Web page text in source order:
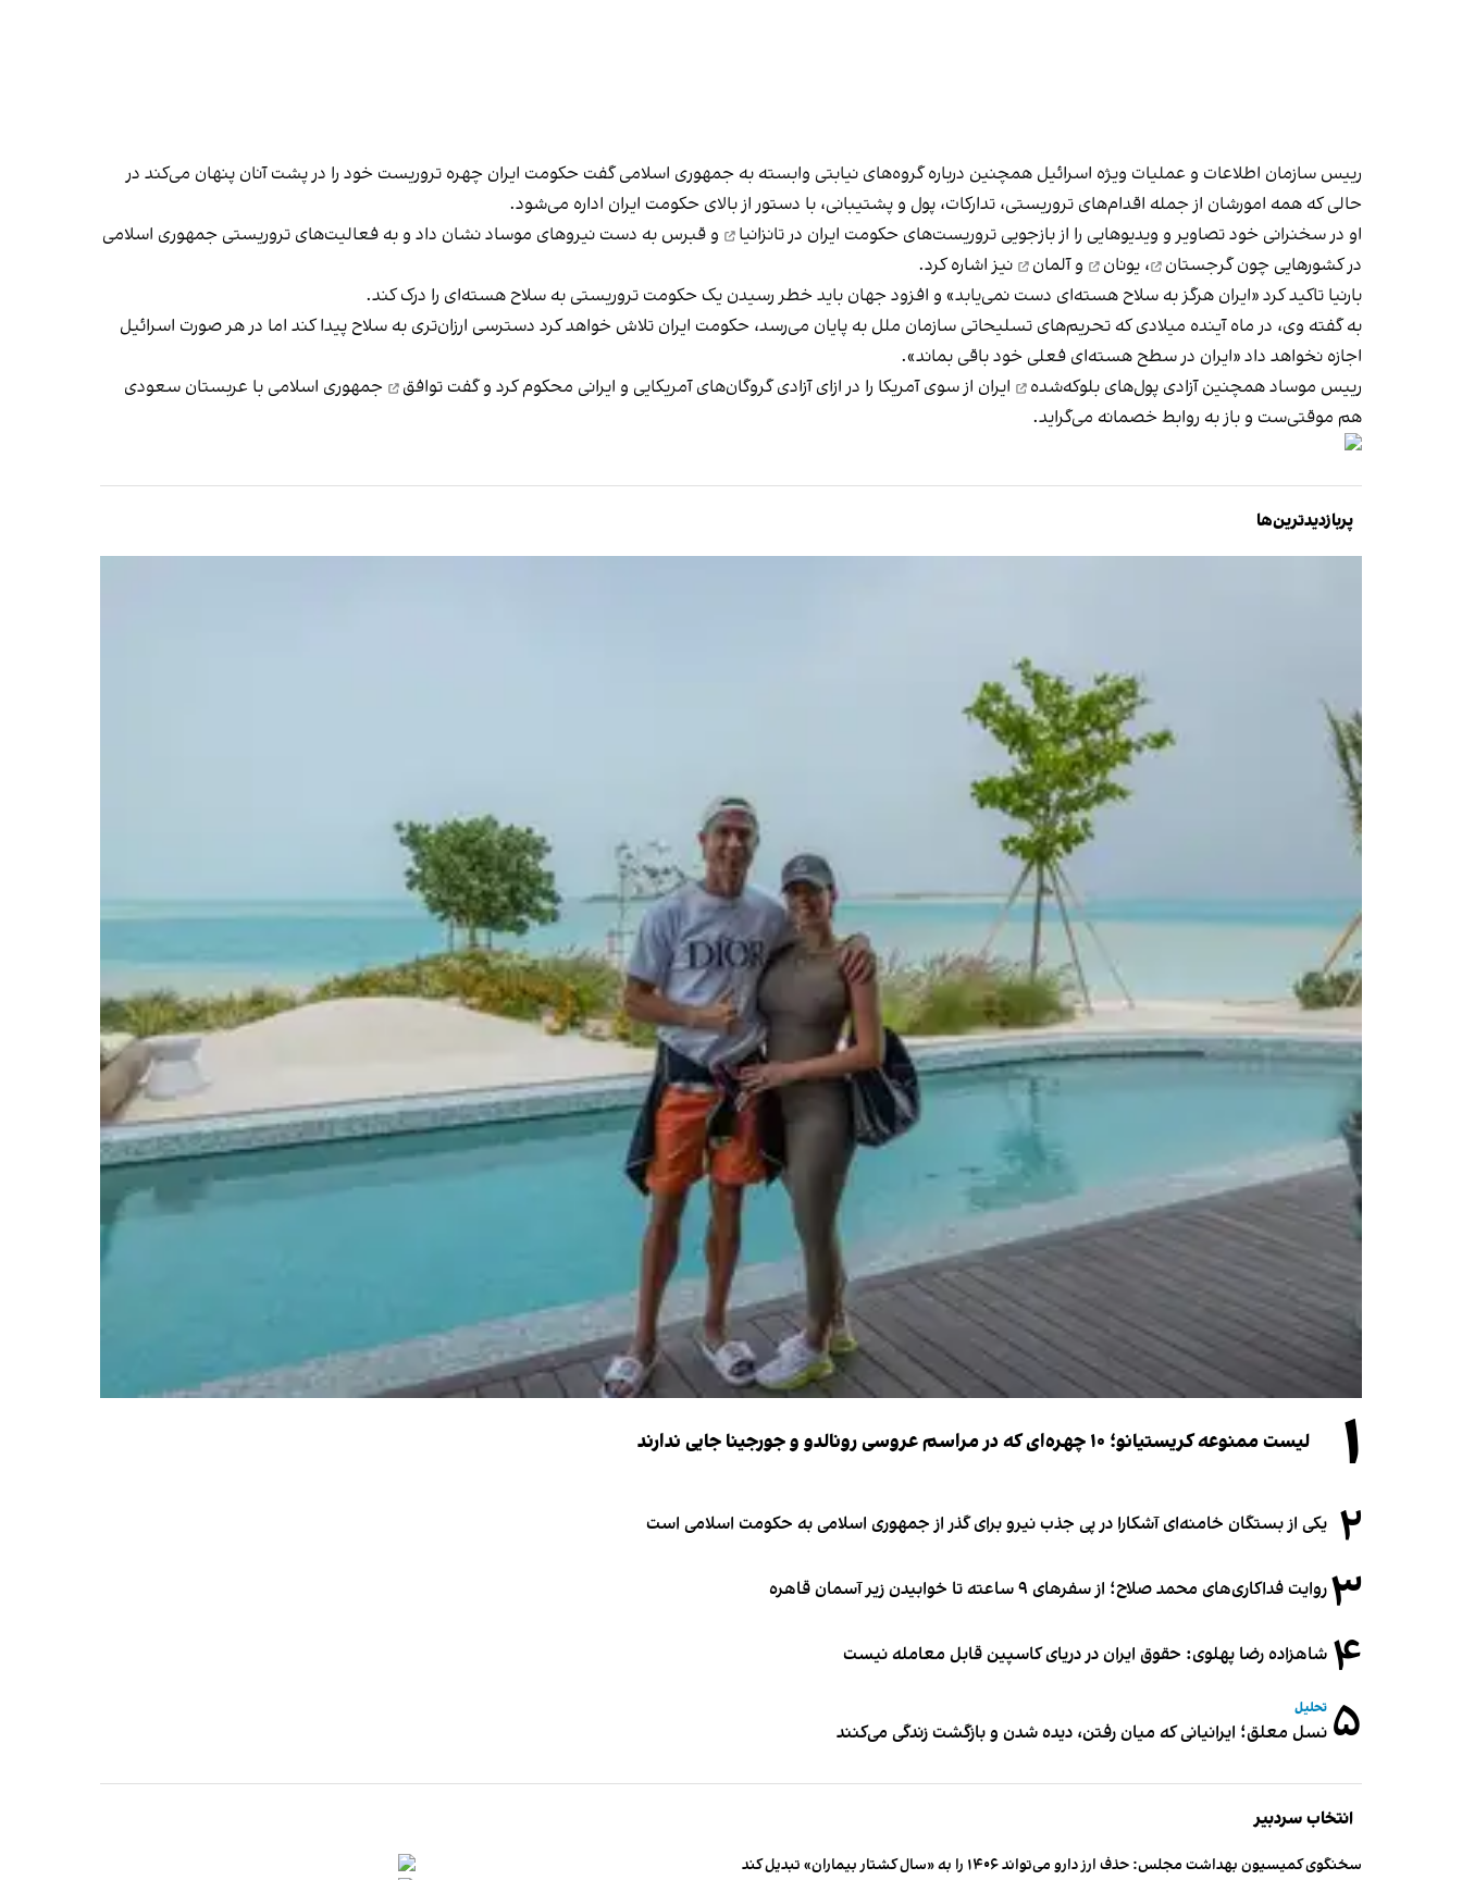
رییس سازمان اطلاعات و عملیات ویژه اسرائیل همچنین دربارهگروه‌های نیابتی وابسته به جمهوری اسلامی گفت حکومت ایران چهره تروریست خود را در پشت آنان پنهان می‌کند در
حالی که همه امورشان از جمله اقدام‌های تروریستی، تدارکات، پول و پشتیبانی، با دستور از بالای حکومت ایران اداره می‌شود.
او در سخنرانی خود تصاویر و ویدیوهایی را از بازجویی تروریست‌های حکومت ایران درتانزانیا وقبرس به دست نیروهای موساد نشان داد و به فعالیت‌های تروریستی جمهوری اسلامی
در کشورهایی چونگرجستان ، یونان وآلمان
نیز اشاره کرد.
بارنیا تاکید کرد «ایران هرگز به سلاح هسته‌ای دست نمی‌یابد» و افزود جهان باید خطر رسیدن یک حکومت تروریستی به سلاح هسته‌ای را درک کند.
به گفته وی، در ماه آینده میلادی که تحریم‌های تسلیحاتی سازمان ملل به پایان می‌رسد، حکومت ایران تلاش خواهد کرد دسترسی ارزان‌تری به سلاح پیدا کند اما در هر صورت اسرائیل
اجازه نخواهد داد «ایران در سطح هسته‌ای فعلی خود باقی بماند».
رییس موساد همچنینآزادی پول‌های بلوکه‌شده ایران از سوی آمریکا را در ازای آزادی گروگان‌های آمریکایی و ایرانی محکوم کرد و گفت توافق
جمهوری اسلامی با عربستان سعودی
هم موقتی‌ست و باز به روابط خصمانه می‌گراید.
پربازدیدترین‌ها
۱ لیست ممنوعه کریستیانو؛ ۱۰ چهره‌ای که در مراسم عروسی رونالدو و جورجینا جایی ندارند
۲ یکی از بستگان خامنه‌ای آشکارا در پی جذب نیرو برای گذر از جمهوری اسلامی به حکومت اسلامی است
۳روایت فداکاری‌های محمد صلاح؛ از سفرهای ۹ ساعته تا خوابیدن زیر آسمان قاهره
۴ شاهزاده رضا پهلوی: حقوق ایران در دریای کاسپین قابل معامله نیست
۵ تحلیل
نسل معلق؛ ایرانیانی که میان رفتن، دیده شدن و بازگشت زندگی می‌کنند
انتخاب سردبیر
سخنگوی کمیسیون بهداشت مجلس: حذف ارز دارو می‌تواند ۱۴۰۶ را به «سال کشتار بیماران» تبدیل کند